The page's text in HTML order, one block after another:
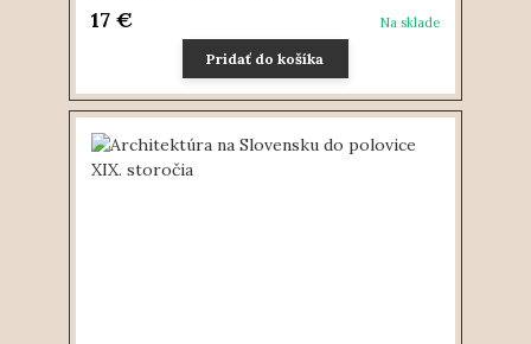
17 € Na sklade
Pridať do košíka